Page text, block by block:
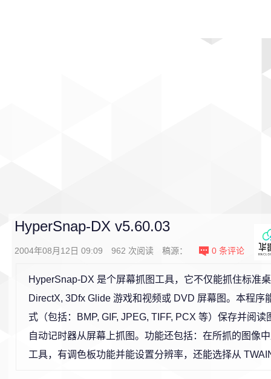
HyperSnap-DX v5.60.03
2004年08月12日 09:09 962 次阅读 稿源： 0 条评论
HyperSnap-DX 是个屏幕抓图工具，它不仅能抓住标准
DirectX, 3Dfx Glide 游戏和视频或 DVD 屏幕图。本程序
式（包括：BMP, GIF, JPEG, TIFF, PCX 等）保存并阅
自动记时器从屏幕上抓图。功能还包括：在所抓的图像
工具，有调色板功能并能设置分辨率，还能选择从